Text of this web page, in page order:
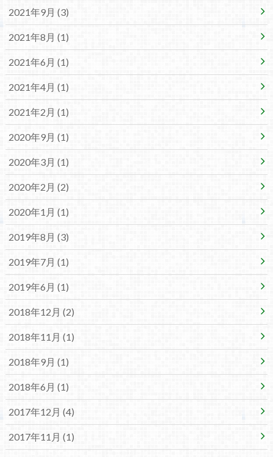
2021年9月 (3)
2021年8月 (1)
2021年6月 (1)
2021年4月 (1)
2021年2月 (1)
2020年9月 (1)
2020年3月 (1)
2020年2月 (2)
2020年1月 (1)
2019年8月 (3)
2019年7月 (1)
2019年6月 (1)
2018年12月 (2)
2018年11月 (1)
2018年9月 (1)
2018年6月 (1)
2017年12月 (4)
2017年11月 (1)